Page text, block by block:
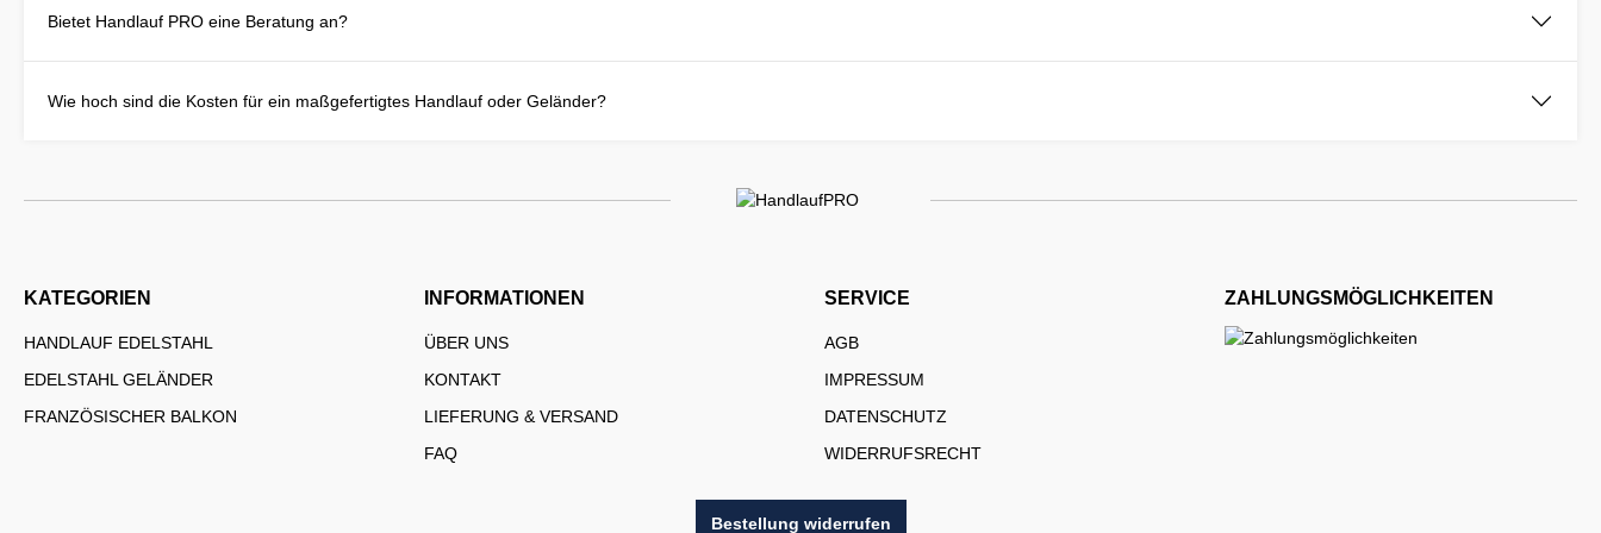
Bietet Handlauf PRO eine Beratung an?
Wie hoch sind die Kosten für ein maßgefertigtes Handlauf oder Geländer?
KATEGORIEN
HANDLAUF EDELSTAHL
EDELSTAHL GELÄNDER
FRANZÖSISCHER BALKON
INFORMATIONEN
ÜBER UNS
KONTAKT
LIEFERUNG & VERSAND
FAQ
SERVICE
AGB
IMPRESSUM
DATENSCHUTZ
WIDERRUFSRECHT
ZAHLUNGSMÖGLICHKEITEN
Bestellung widerrufen